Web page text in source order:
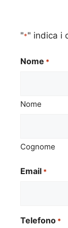
"*" indica i
Nome *
Nome
Cognome
Email *
Telefono *